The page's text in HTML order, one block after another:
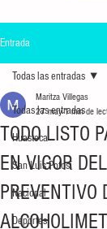
Entrada
Todas las entradas
Huasteca
San Luis Potosí
Nacional
Deportes
Todas las entradas
TODO LISTO
EN VIGOR
PREVENTIVO
Maritza Villegas
27 may1 min de